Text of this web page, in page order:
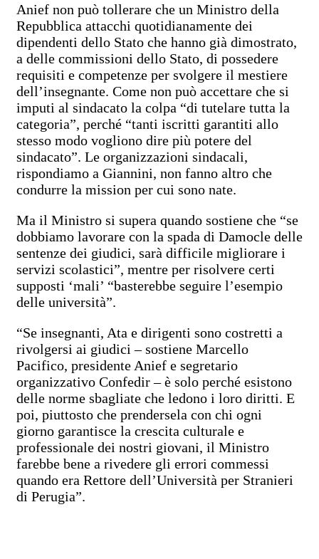
Anief non può tollerare che un Ministro della
Repubblica attacchi quotidianamente dei
dipendenti dello Stato che hanno già dimostrato,
a delle commissioni dello Stato, di possedere
requisiti e competenze per svolgere il mestiere
dell’insegnante. Come non può accettare che si
imputi al sindacato la colpa “di tutelare tutta la
categoria”, perché “tanti iscritti garantiti allo
stesso modo vogliono dire più potere del
sindacato”. Le organizzazioni sindacali,
rispondiamo a Giannini, non fanno altro che
condurre la mission per cui sono nate.
Ma il Ministro si supera quando sostiene che “se
dobbiamo lavorare con la spada di Damocle delle
sentenze dei giudici, sarà difficile migliorare i
servizi scolastici”, mentre per risolvere certi
supposti ‘mali’ “basterebbe seguire l’esempio
delle università”.
“Se insegnanti, Ata e dirigenti sono costretti a
rivolgersi ai giudici – sostiene Marcello
Pacifico, presidente Anief e segretario
organizzativo Confedir – è solo perché esistono
delle norme sbagliate che ledono i loro diritti. E
poi, piuttosto che prendersela con chi ogni
giorno garantisce la crescita culturale e
professionale dei nostri giovani, il Ministro
farebbe bene a rivedere gli errori commessi
quando era Rettore dell’Università per Stranieri
di Perugia”.